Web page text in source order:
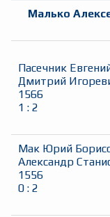
Малько
Пасечник
Дмитрий
1566
1 : 2
Мак Юрий
Александр
1556
0 : 2